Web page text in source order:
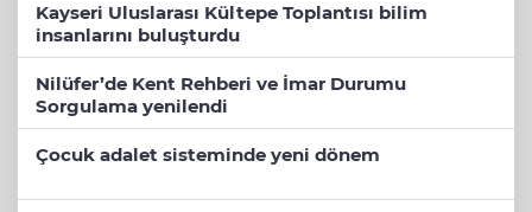
Kayseri Uluslarası Kültepe Toplantısı bilim
insanlarını buluşturdu
Nilüfer’de Kent Rehberi ve İmar Durumu
Sorgulama yenilendi
Çocuk adalet sisteminde yeni dönem